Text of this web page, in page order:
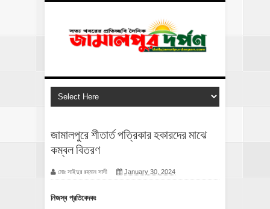
জামালপুরে শীতার্ত পত্রিকার হকারদের মাঝে
কম্বল বিতরণ
মোঃ সাইদুর রহমান সাদী January 30, 2024
নিজস্ব প্রতিবেদকঃ